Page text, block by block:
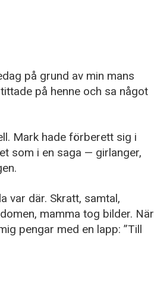
på grund av min mans
på henne och sa något
Mark hade förberett sig i
som i en saga — girlanger,
var där. Skratt, samtal,
mamma tog bilder. När
pengar med en lapp: ”Till